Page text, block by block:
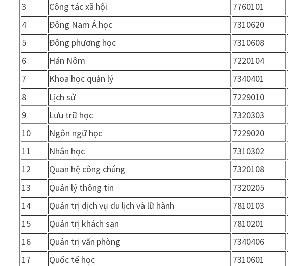
3
Công tác xã hội 7760101
4
Đông Nam Á học 7310620
5
Đông phương học 7310608
6
Hán Nôm 7220104
7
Khoa học quản lý 7340401
8
Lịch sử 7229010
9
Lưu trữ học 7320303
10
Ngôn ngữ học 7229020
11
Nhân học 7310302
12
Quan hệ công chúng 7320108
13
Quản lý thông tin 7320205
14
Quản trị dịch vụ du lịch và lữ hành 7810103
15
Quản trị khách sạn 7810201
16
Quản trị văn phòng 7340406
17
Quốc tế học 7310601